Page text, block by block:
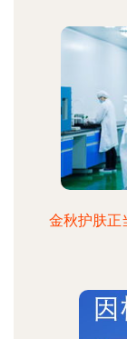
金秋护肤正